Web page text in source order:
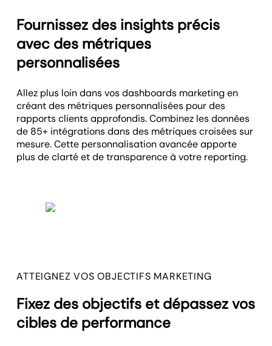
Fournissez des insights précis
avec des métriques
personnalisées
Allez plus loin dans vos dashboards marketing en
créant des métriques personnalisées pour des
rapports clients approfondis. Combinez les données
de 85+ intégrations dans des métriques croisées sur
mesure. Cette personnalisation avancée apporte
plus de clarté et de transparence à votre reporting.
ATTEIGNEZ VOS OBJECTIFS MARKETING
Fixez des objectifs et dépassez vos
cibles de performance